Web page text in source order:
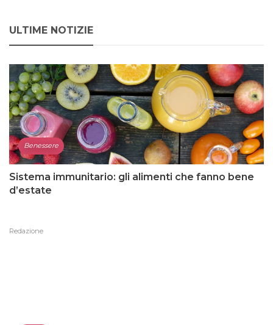
ULTIME NOTIZIE
Benessere
Sistema immunitario: gli alimenti che fanno bene
d’estate
Redazione